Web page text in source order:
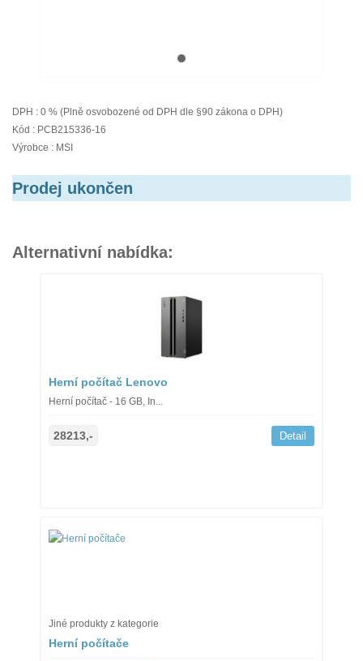
DPH : 0 % (Plně osvobozené od DPH dle §90 zákona o DPH)
Kód : PCB215336-16
Výrobce : MSI
Prodej ukončen
Alternativní nabídka:
Herní počítač Lenovo
Herní počítač - 16 GB, In...
28213,- Detail
Jiné produkty z kategorie
Herní počítače